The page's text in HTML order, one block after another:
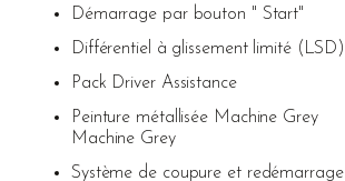
Démarrage par bouton " Start"
Différentiel à glissement limité (LSD)
Pack Driver Assistance
Peinture métallisée Machine Grey
Machine Grey
Système de coupure et redémarrage